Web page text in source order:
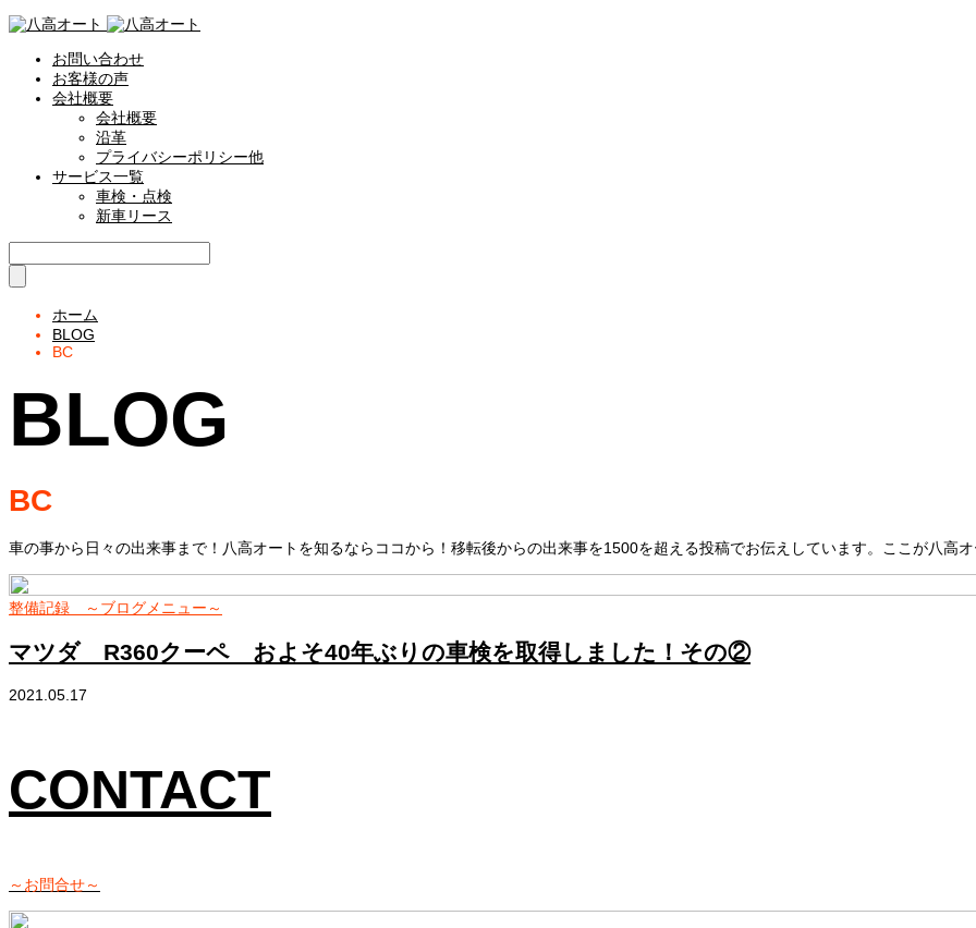
お問い合わせ
お客様の声
会社概要
会社概要
沿革
プライバシーポリシー他
サービス一覧
車検・点検
新車リース
ホーム
BLOG
BC
BLOG
BC
車の事から日々の出来事まで！八高オートを知るならココから！移転後からの出来事を1500を超える投稿でお伝えしています。ここが八高オ
整備記録 ～ブログメニュー～
マツダ R360クーペ およそ40年ぶりの車検を取得しました！その②
2021.05.17
CONTACT
～お問合せ～